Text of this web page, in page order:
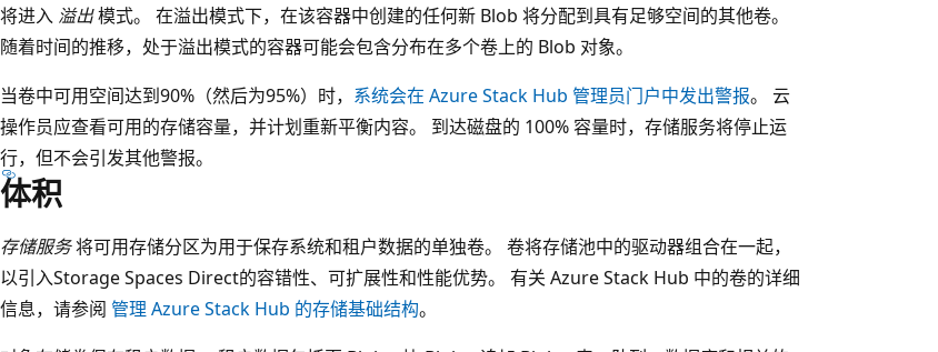
将进入 溢出模式。 在溢出模式下，在该容器中创建的任何新 Blob 将分配到具有足够空间的其他卷。
随着时间的推移，处于溢出模式的容器可能会包含分布在多个卷上的 Blob 对象。
当卷中可用空间达到90%（然后为95%）时， 系统会在 Azure Stack Hub 管理员门户中发出警报。 云
操作员应查看可用的存储容量，并计划重新平衡内容。 到达磁盘的 100% 容量时，存储服务将停止运
行，但不会引发其他警报。
体积
存储服务将可用存储分区为用于保存系统和租户数据的单独卷。 卷将存储池中的驱动器组合在一起，
以引入Storage Spaces Direct的容错性、可扩展性和性能优势。 有关 Azure Stack Hub 中的卷的详细
信息，请参阅 管理 Azure Stack Hub 的存储基础结构。